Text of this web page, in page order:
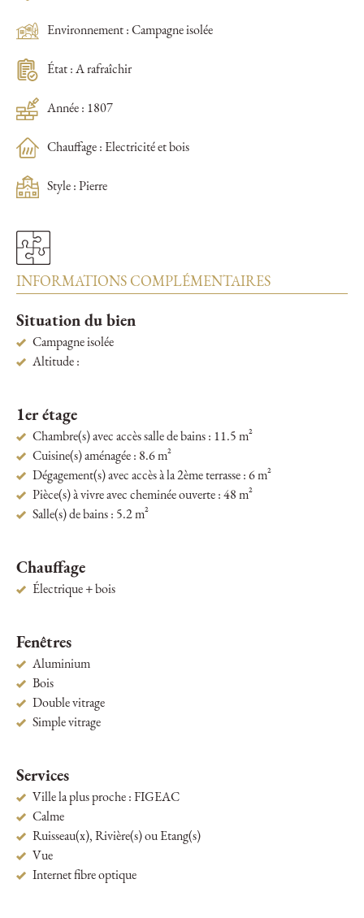
Environnement : Campagne isolée
État : A rafraîchir
Année : 1807
Chauffage : Electricité et bois
Style : Pierre
INFORMATIONS COMPLÉMENTAIRES
Situation du bien
Campagne isolée
Altitude :
1er étage
Chambre(s) avec accès salle de bains : 11.5 m²
Cuisine(s) aménagée : 8.6 m²
Dégagement(s) avec accès à la 2ème terrasse : 6 m²
Pièce(s) à vivre avec cheminée ouverte : 48 m²
Salle(s) de bains : 5.2 m²
Chauffage
Électrique + bois
Fenêtres
Aluminium
Bois
Double vitrage
Simple vitrage
Services
Ville la plus proche : FIGEAC
Calme
Ruisseau(x), Rivière(s) ou Etang(s)
Vue
Internet fibre optique